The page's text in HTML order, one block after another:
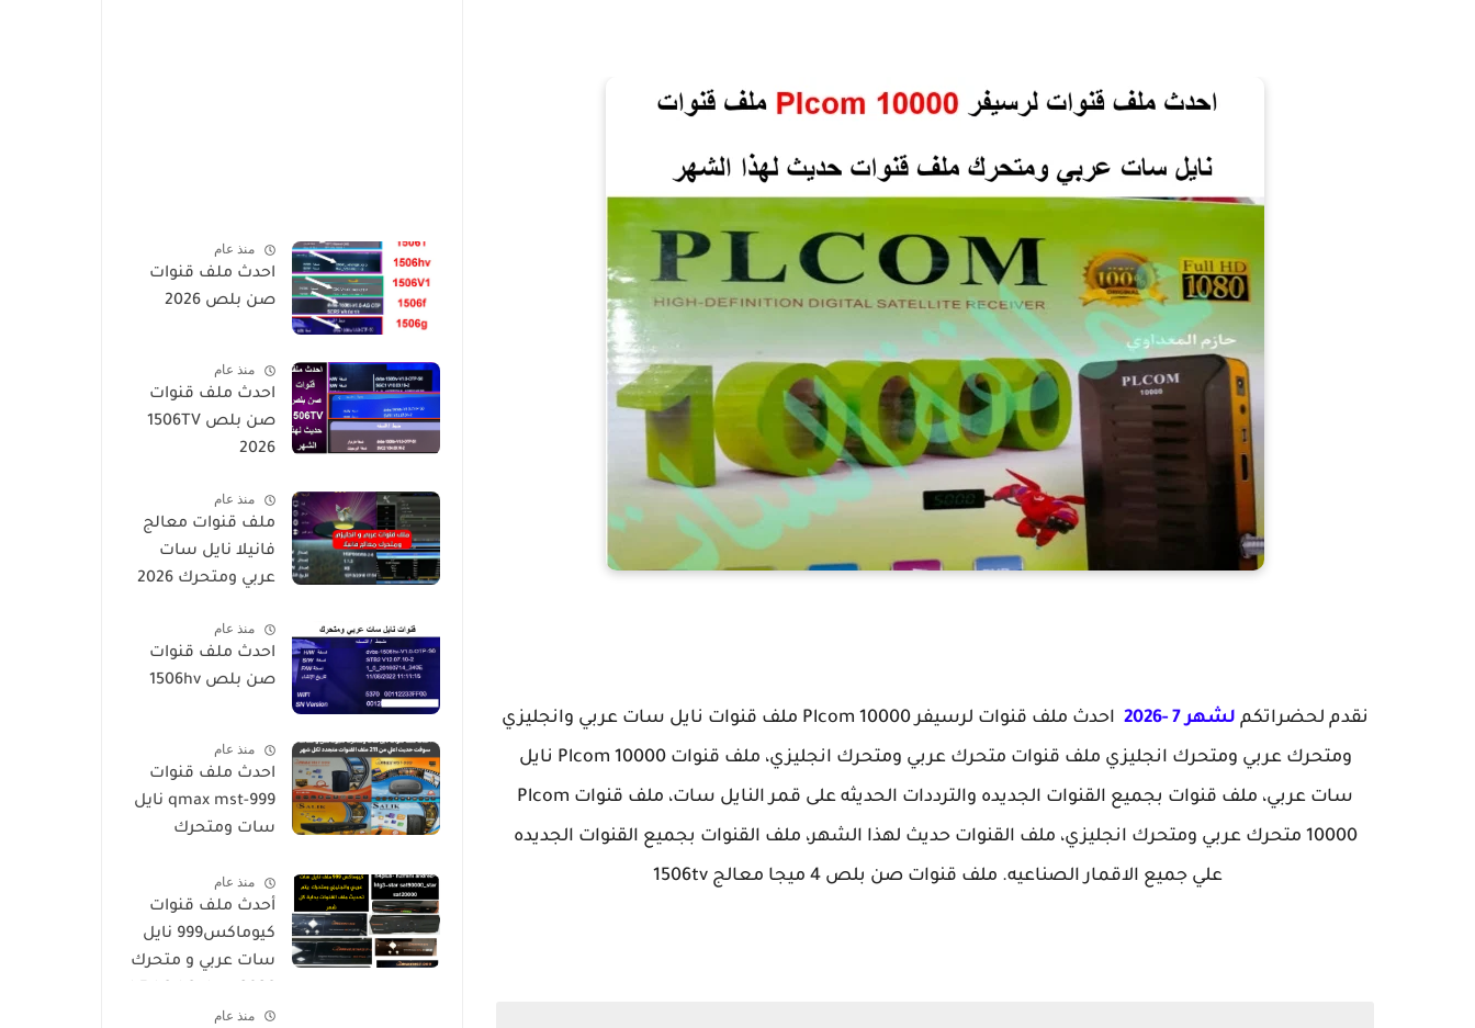
نقدم لحضراتكم لشهر 7 -2026
احدث ملف قنوات لرسيفر Plcom 10000 ملف قنوات نايل سات عربي وانجليزي
ومتحرك عربي ومتحرك انجليزي ملف قنوات متحرك عربي ومتحرك انجليزي، ملف قنوات Plcom 10000 نايل
سات عربي، ملف قنوات بجميع القنوات الجديده والترددات الحديثه على قمر النايل سات، ملف قنوات Plcom
10000 متحرك عربي ومتحرك انجليزي، ملف القنوات حديث لهذا الشهر، ملف القنوات بجميع القنوات الجديده
علي جميع الاقمار الصناعيه. ملف قنوات صن بلص 4 ميجا معالج 1506tv
منذ عام
احدث ملف قنوات
صن بلص 2026
منذ عام
احدث ملف قنوات
صن بلص 1506TV
2026
منذ عام
ملف قنوات معالج
فانيلا نايل سات
عربي ومتحرك 2026
منذ عام
احدث ملف قنوات
صن بلص 1506hv
منذ عام
احدث ملف قنوات
qmax mst-999 نايل
سات ومتحرك
H1 Mini-Qmax H2
Mini 2 USB-SALIK
H3 Mini-Salik H2
منذ عام
أحدث ملف قنوات
كيوماكس999 نايل
سات عربي و متحرك
h4plus-h2mini-
منذ عام